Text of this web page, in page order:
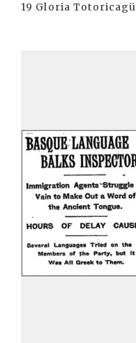
19 Gloria